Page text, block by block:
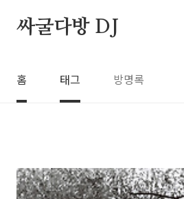
싸굴다방 DJ
홈 태그 방명록